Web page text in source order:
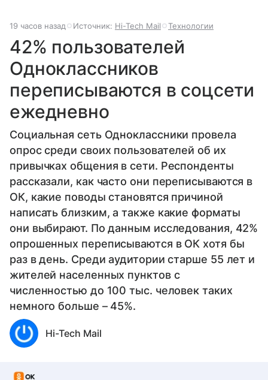
19 часов назад Источник: Hi-Tech Mail Технологии
42% пользователей
Одноклассников
переписываются в соцсети
ежедневно
Социальная сеть Одноклассники провела
опрос среди своих пользователей об их
привычках общения в сети. Респонденты
рассказали, как часто они переписываются в
ОК, какие поводы становятся причиной
написать близким, а также какие форматы
они выбирают. По данным исследования, 42%
опрошенных переписываются в ОК хотя бы
раз в день. Среди аудитории старше 55 лет и
жителей населенных пунктов с
численностью до 100 тыс. человек таких
немного больше – 45%.
Hi-Tech Mail